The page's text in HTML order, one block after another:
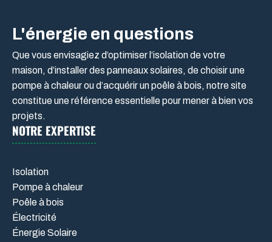
L'énergie en questions
Que vous envisagiez d’optimiser l’isolation de votre
maison, d’installer des panneaux solaires, de choisir une
pompe à chaleur ou d’acquérir un poêle à bois, notre site
constitue une référence essentielle pour mener à bien vos
projets.
NOTRE EXPERTISE
Isolation
Pompe à chaleur
Poêle à bois
Électricité
Énergie Solaire